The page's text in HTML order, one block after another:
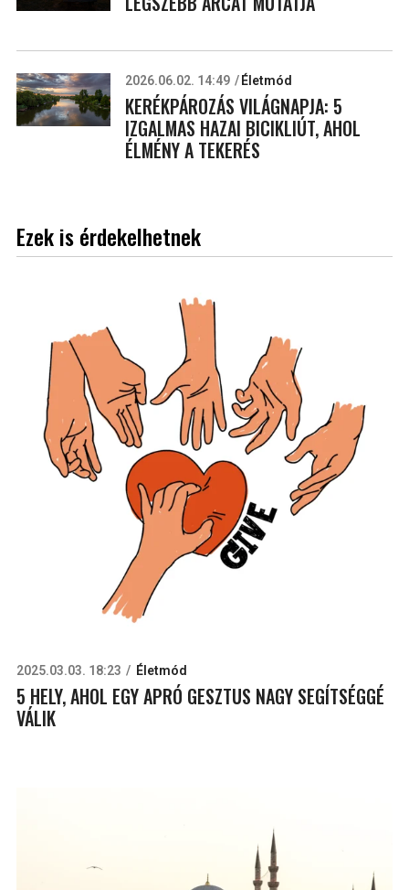
2026.06.02. 14:49 Életmód
KERÉKPÁROZÁS VILÁGNAPJA: 5
IZGALMAS HAZAI BICIKLIÚT, AHOL
ÉLMÉNY A TEKERÉS
Ezek is érdekelhetnek
2025.03.03. 18:23 Életmód
5 HELY, AHOL EGY APRÓ GESZTUS NAGY SEGÍTSÉGGÉ
VÁLIK